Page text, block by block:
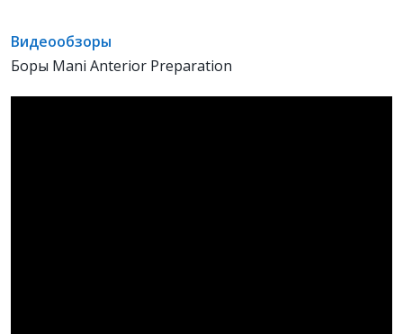
Видеообзоры
Боры Mani Anterior Preparation